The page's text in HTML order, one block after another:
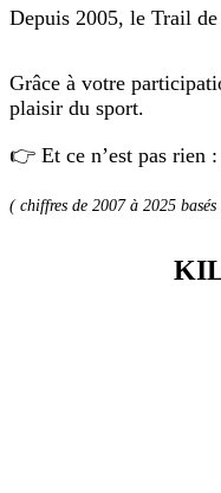
Depuis 2005, le Trail
Grâce à votre
plaisir du sport.
👉 Et ce n’est pas rien :
( chiffres de 2007 à 2025